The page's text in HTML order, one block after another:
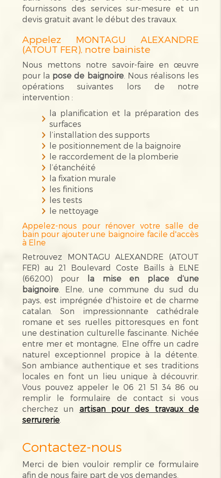
fournissons des services sur-mesure et un
devis gratuit avant le début des travaux.
Appelez MONTAGU ALEXANDRE
(ATOUT FER), notre bainiste
Nous mettons notre savoir-faire en œuvre
pour la pose de baignoire. Nous réalisons les
opérations suivantes lors de notre
intervention :
la planification et la préparation des
surfaces
l’installation des supports
le positionnement de la baignoire
le raccordement de la plomberie
l’étanchéité
la fixation murale
les finitions
les tests
le nettoyage
Appelez-nous pour rénover votre salle de
bain pour ajouter une baignoire facile d'accès
à Elne
Retrouvez MONTAGU ALEXANDRE (ATOUT
FER) au 21 Boulevard Coste Baills à ELNE
(66200) pour
la mise en place d’une
baignoire. Elne, une commune du sud du
pays, est imprégnée d'histoire et de charme
catalan. Son impressionnante cathédrale
romane et ses ruelles pittoresques en font
une destination culturelle fascinante. Nichée
entre mer et montagne, Elne offre un cadre
naturel exceptionnel propice à la détente.
Son ambiance authentique et ses traditions
locales en font un lieu unique à découvrir.
Vous pouvez appeler le 06 21 51 34 86 ou
remplir le formulaire de contact si vous
cherchez un artisan pour des travaux de
serrurerie.
Contactez-nous
Merci de bien vouloir remplir ce formulaire
afin de nous faire part de vos demandes.